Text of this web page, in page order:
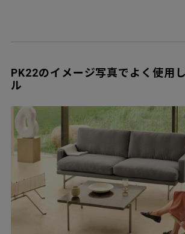
PK22のイメージ写真でよく使用
ル